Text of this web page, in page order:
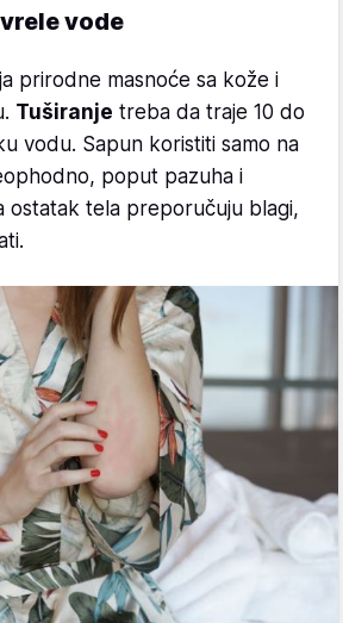
vode
prirodne masnoće sa kože i
Tuširanje treba da traje 10 do
vodu. Sapun koristiti samo na
poput pazuha i
ostatak tela preporučuju blagi,